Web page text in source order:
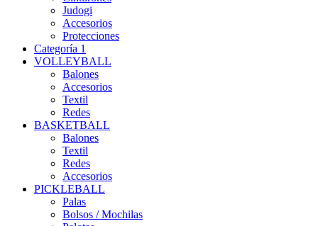
Judogi
Accesorios
Protecciones
Categoría 1
VOLLEYBALL
Balones
Accesorios
Textil
Redes
BASKETBALL
Balones
Textil
Redes
Accesorios
PICKLEBALL
Palas
Bolsos / Mochilas